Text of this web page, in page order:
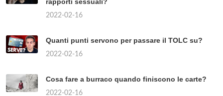
2022-02-16
Quanti punti servono per passare il TOLC su?
2022-02-16
Cosa fare a burraco quando finiscono le carte?
2022-02-16